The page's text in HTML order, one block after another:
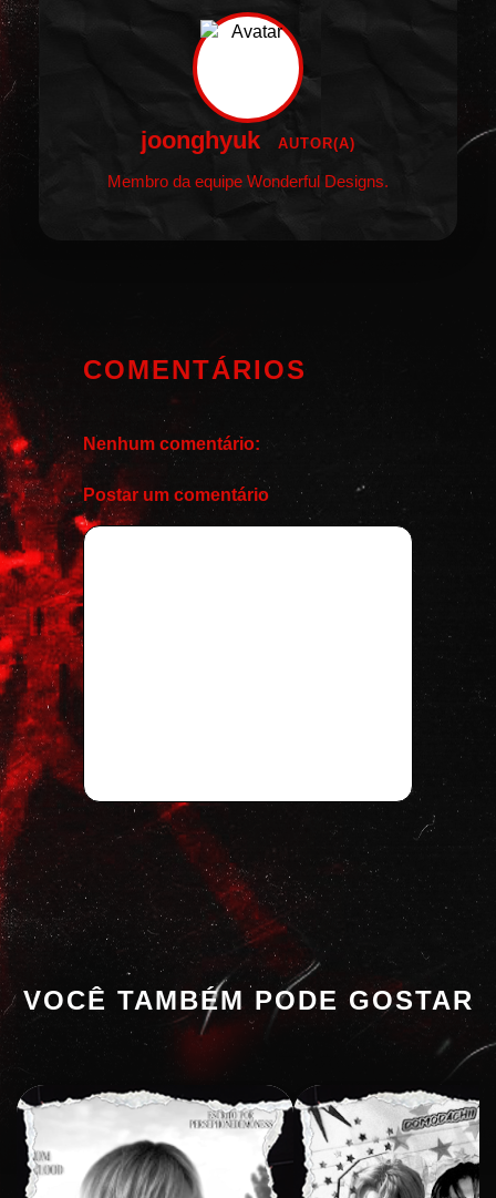
joonghyuk AUTOR(A)
Membro da equipe Wonderful Designs.
COMENTÁRIOS
Nenhum comentário:
Postar um comentário
VOCÊ TAMBÉM PODE GOSTAR